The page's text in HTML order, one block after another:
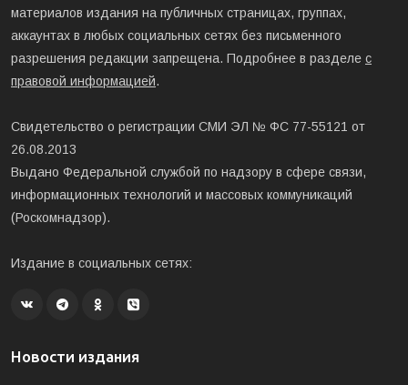
материалов издания на публичных страницах, группах,
аккаунтах в любых социальных сетях без письменного
разрешения редакции запрещена. Подробнее в разделе с
правовой информацией.
Свидетельство о регистрации СМИ ЭЛ № ФС 77-55121 от
26.08.2013
Выдано Федеральной службой по надзору в сфере связи,
информационных технологий и массовых коммуникаций
(Роскомнадзор).
Издание в социальных сетях:
Новости издания